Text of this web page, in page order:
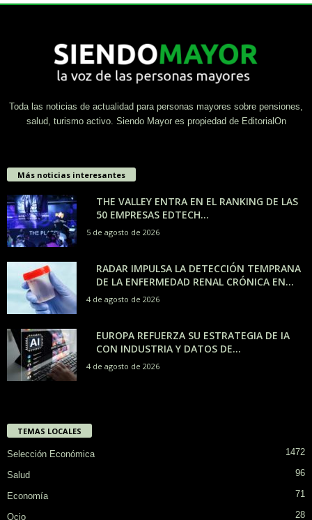
Toda las noticias de actualidad para personas mayores sobre pensiones,
salud, turismo activo. Siendo Mayor es propiedad de EditorialOn
Más noticias interesantes
THE VALLEY ENTRA EN EL RANKING DE LAS
50 EMPRESAS EDTECH...
5 de agosto de 2026
RADAR IMPULSA LA DETECCIÓN TEMPRANA
DE LA ENFERMEDAD RENAL CRÓNICA EN...
4 de agosto de 2026
EUROPA REFUERZA SU ESTRATEGIA DE IA
CON INDUSTRIA Y DATOS DE...
4 de agosto de 2026
TEMAS LOCALES
Selección Económica 1472
Salud 96
Economía 71
Ocio 28